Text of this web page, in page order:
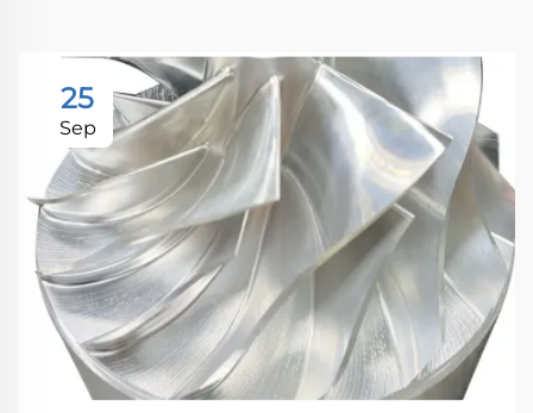
25
Sep